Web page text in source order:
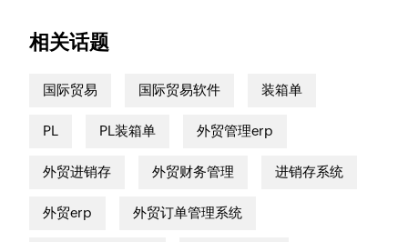
相关话题
国际贸易 国际贸易软件 装箱单
PL PL装箱单 外贸管理erp
外贸进销存 外贸财务管理 进销存系统
外贸erp 外贸订单管理系统